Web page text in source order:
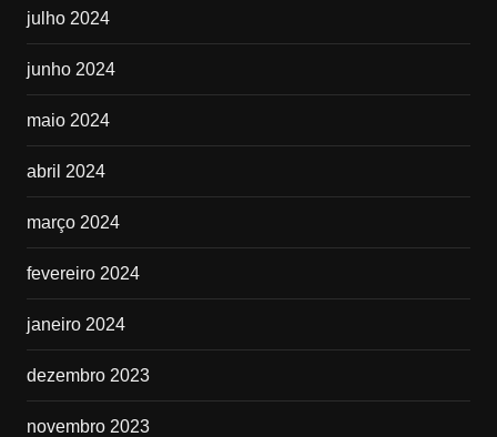
julho 2024
junho 2024
maio 2024
abril 2024
março 2024
fevereiro 2024
janeiro 2024
dezembro 2023
novembro 2023